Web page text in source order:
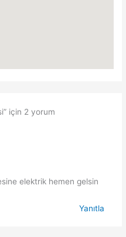
için 2 yorum
elektrik hemen gelsin
Yanıtla